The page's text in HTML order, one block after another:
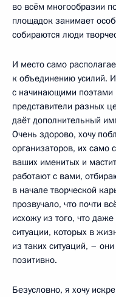
во всём многообразии
площадок занимает
собираются люди
И место само
к объединению усилий.
с начинающими
представители разных
даёт дополнительный
Очень здорово, хочу
организаторов, их само
ваших именитых и
работают с вами,
в начале творческой
прозвучало, что почти
исхожу из того, что
ситуации, которых в
из таких ситуаций, –
позитивно.
Безусловно, я хочу